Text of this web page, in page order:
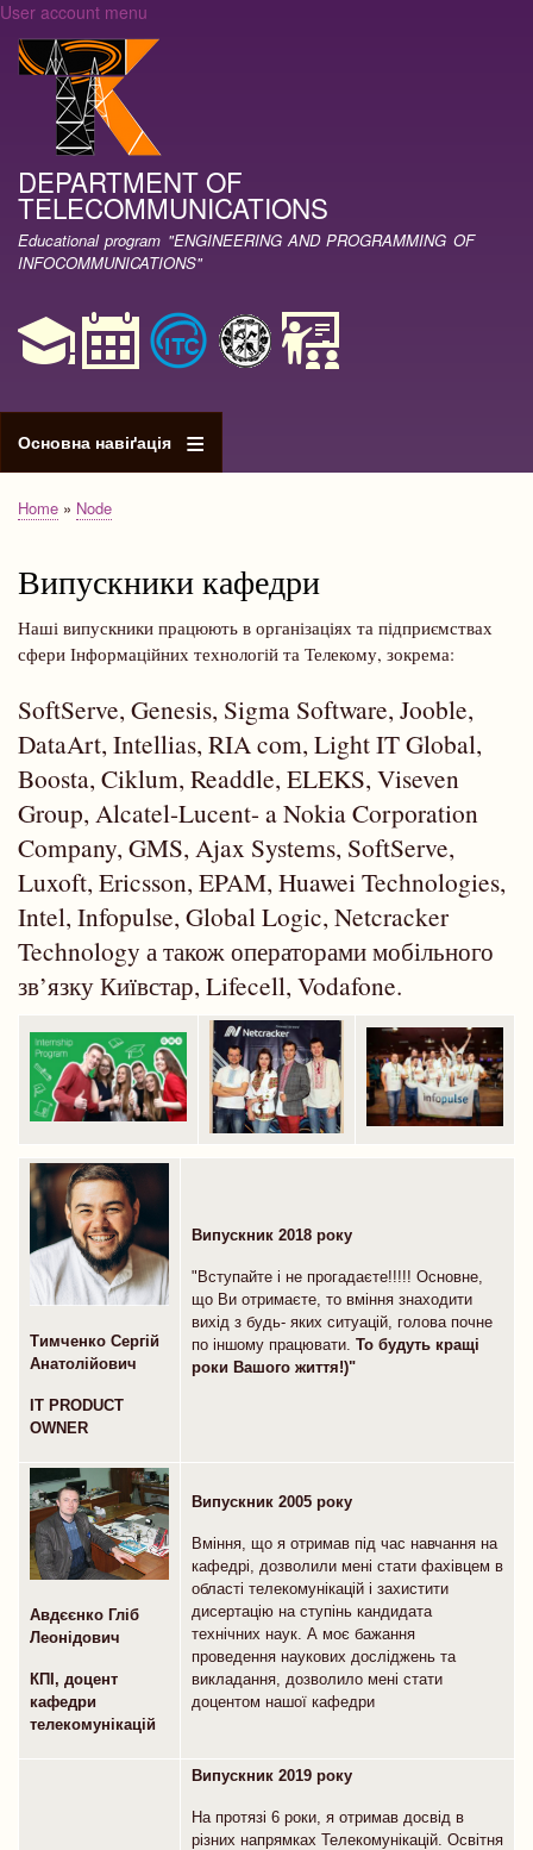
User account menu
DEPARTMENT OF
TELECOMMUNICATIONS
Educational program "ENGINEERING AND PROGRAMMING OF
INFOCOMMUNICATIONS"
Основна навіґація
Breadcrumb
Home Node
Випускники кафедри
Наші випускники працюють в організаціях та підприємствах
сфери Інформаційних технологій та Телекому, зокрема:
SoftServe, Genesis, Sigma Software, Jooble,
DataArt, Intellias, RIA com, Light IT Global,
Boosta, Ciklum, Readdle, ELEKS, Viseven
Group, Alcatel-Lucent- a Nokia Corporation
Company, GMS, Ajax Systems, SoftServe,
Luxoft, Ericsson, EPAM, Huawei Technologies,
Intel, Infopulse, Global Logic, Netcracker
Technology а також операторами мобільного
зв’язку Київстар, Lifecell, Vodafone.
Тимченко Сергій
Анатолійович
IT PRODUCT
OWNER
Випускник 2018 року
"Вступайте і не прогадаєте!!!!! Основне,
що Ви отримаєте, то вміння знаходити
вихід з будь- яких ситуацій, голова почне
по іншому працювати. То будуть кращі
роки Вашого життя!)"
Авдєєнко Гліб
Леонідович
КПІ, доцент
кафедри
телекомунікацій
Випускник 2005 року
Вміння, що я отримав під час навчання на
кафедрі, дозволили мені стати фахівцем в
області телекомунікацій і захистити
дисертацію на ступінь кандидата
технічних наук. А моє бажання
проведення наукових досліджень та
викладання, дозволило мені стати
доцентом нашої кафедри
Випускник 2019 року
На протязі 6 роки, я отримав досвід в
різних напрямках Телекомунікацій. Освітня